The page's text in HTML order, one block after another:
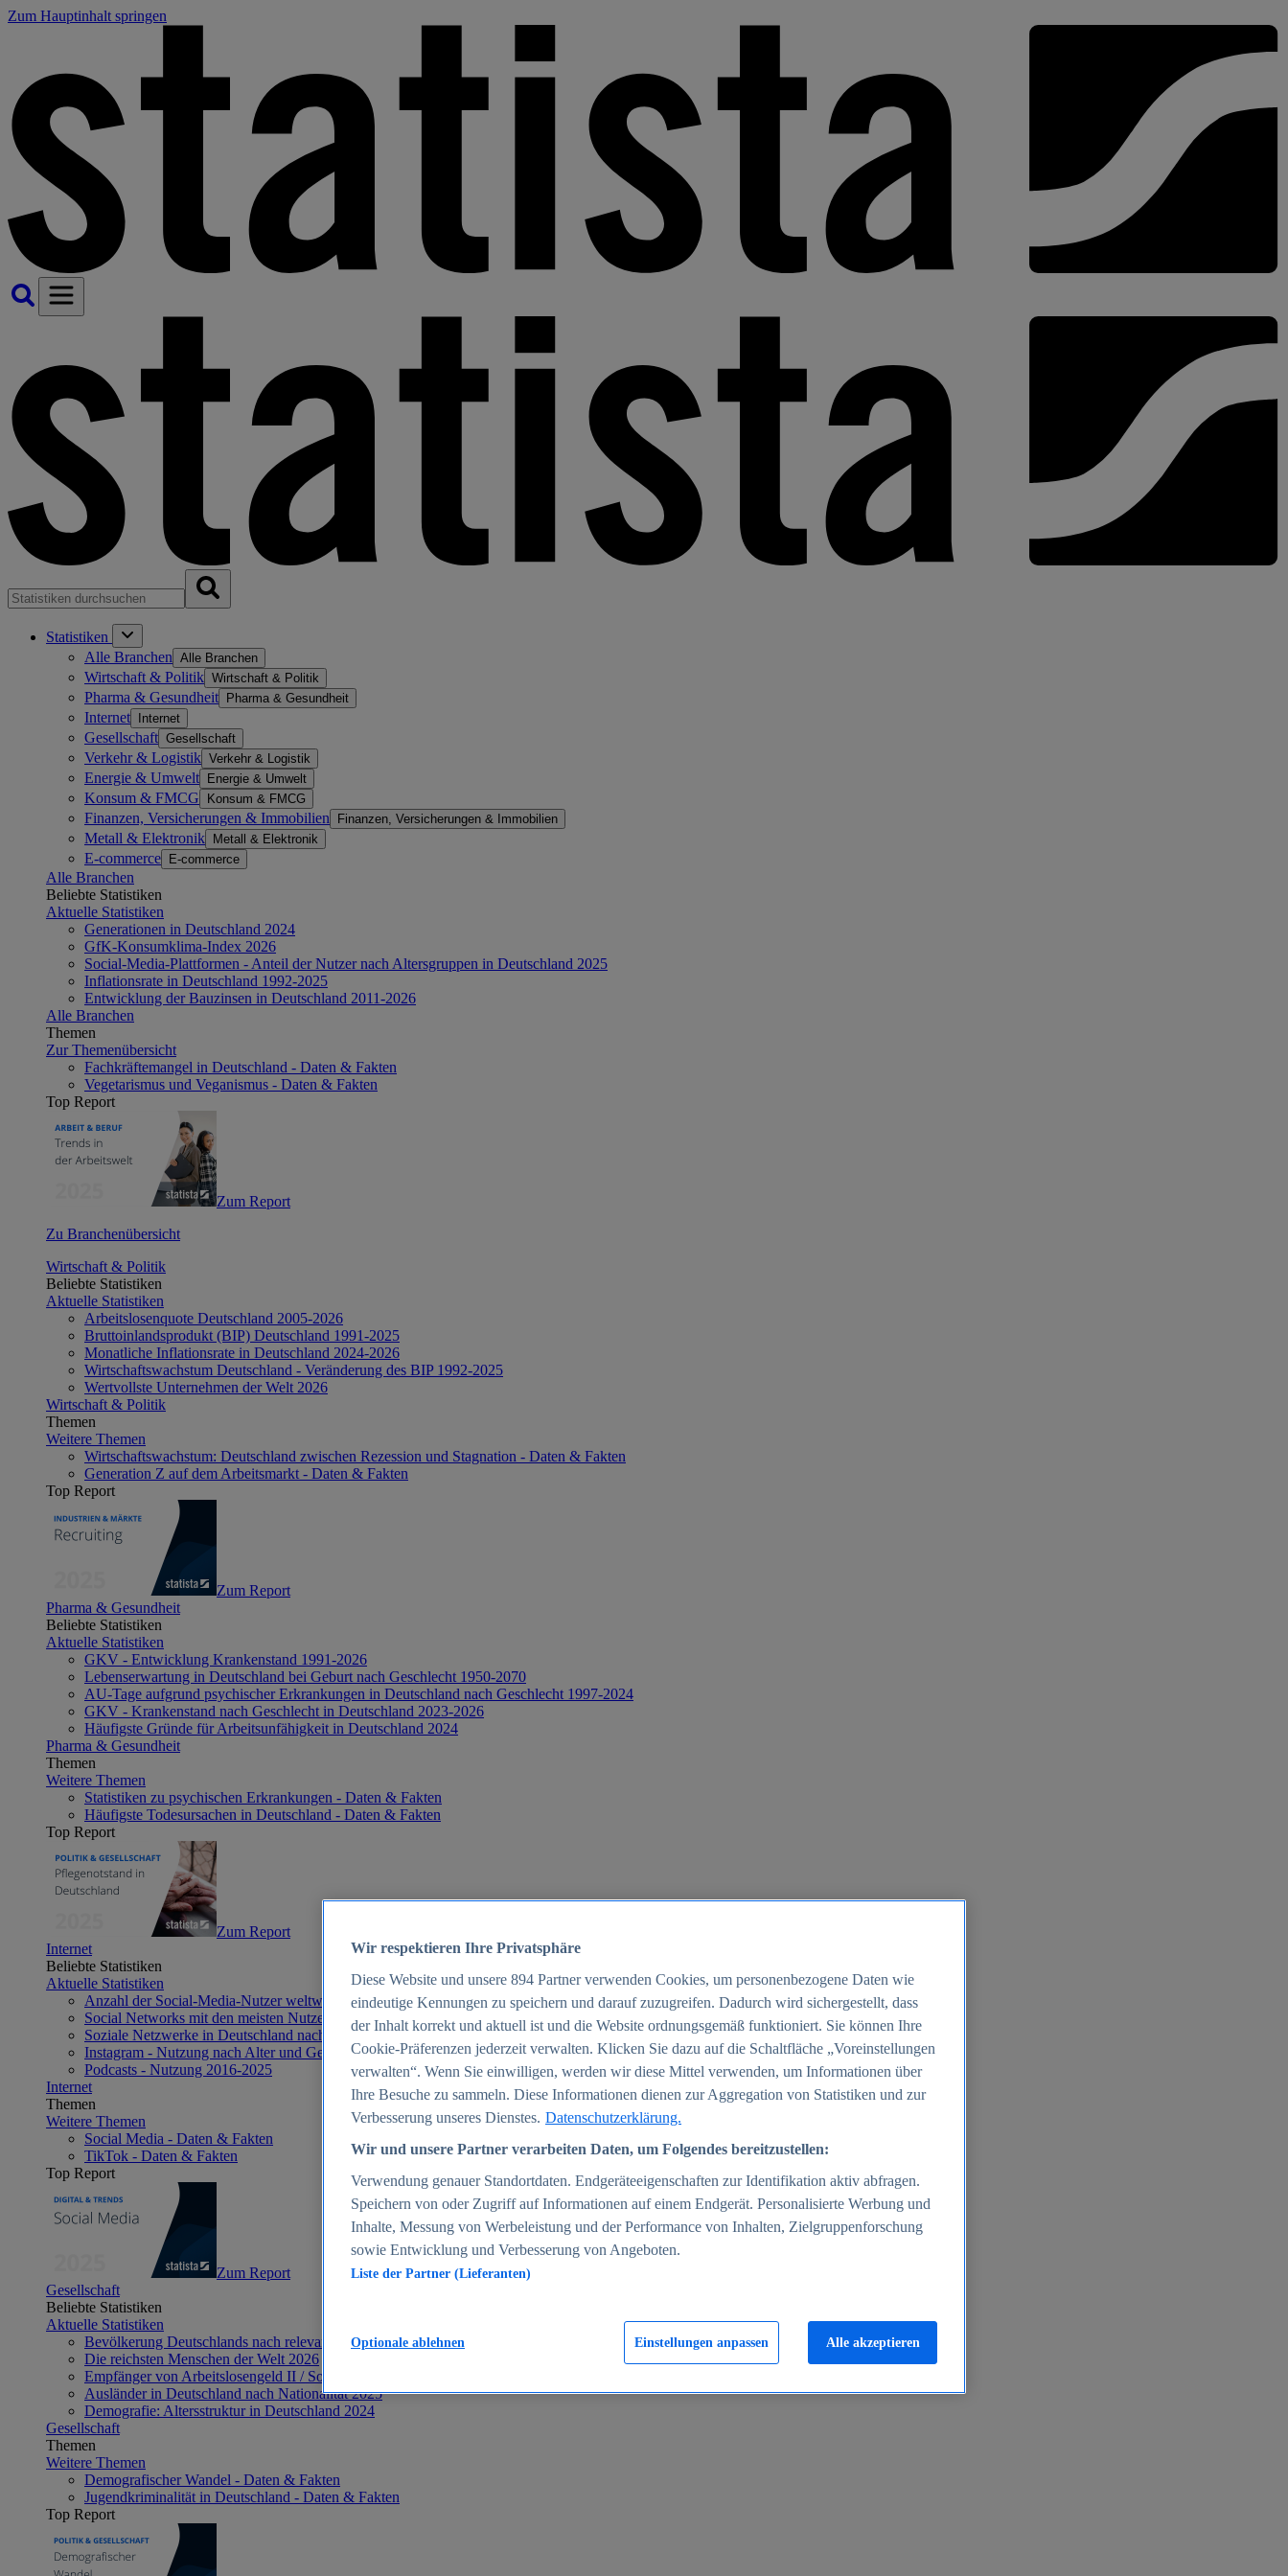
Zum Hauptinhalt springen
Statistiken
Alle Branchen Alle Branchen
Wirtschaft & Politik Wirtschaft & Politik
Pharma & Gesundheit Pharma & Gesundheit
Internet Internet
Gesellschaft Gesellschaft
Verkehr & Logistik Verkehr & Logistik
Energie & Umwelt Energie & Umwelt
Konsum & FMCG Konsum & FMCG
Finanzen, Versicherungen & Immobilien Finanzen, Versicherungen & Immobilien
Metall & Elektronik Metall & Elektronik
E-commerce E-commerce
Alle Branchen
Beliebte Statistiken
Aktuelle Statistiken
Generationen in Deutschland 2024
GfK-Konsumklima-Index 2026
Social-Media-Plattformen - Anteil der Nutzer nach Altersgruppen in Deutschland 2025
Inflationsrate in Deutschland 1992-2025
Entwicklung der Bauzinsen in Deutschland 2011-2026
Alle Branchen
Themen
Zur Themenübersicht
Fachkräftemangel in Deutschland - Daten & Fakten
Vegetarismus und Veganismus - Daten & Fakten
Top Report
Zum Report
Zu Branchenübersicht
Wirtschaft & Politik
Beliebte Statistiken
Aktuelle Statistiken
Arbeitslosenquote Deutschland 2005-2026
Bruttoinlandsprodukt (BIP) Deutschland 1991-2025
Monatliche Inflationsrate in Deutschland 2024-2026
Wirtschaftswachstum Deutschland - Veränderung des BIP 1992-2025
Wertvollste Unternehmen der Welt 2026
Wirtschaft & Politik
Themen
Weitere Themen
Wirtschaftswachstum: Deutschland zwischen Rezession und Stagnation - Daten & Fakten
Generation Z auf dem Arbeitsmarkt - Daten & Fakten
Top Report
Zum Report
Pharma & Gesundheit
Beliebte Statistiken
Aktuelle Statistiken
GKV - Entwicklung Krankenstand 1991-2026
Lebenserwartung in Deutschland bei Geburt nach Geschlecht 1950-2070
AU-Tage aufgrund psychischer Erkrankungen in Deutschland nach Geschlecht 1997-2024
GKV - Krankenstand nach Geschlecht in Deutschland 2023-2026
Häufigste Gründe für Arbeitsunfähigkeit in Deutschland 2024
Pharma & Gesundheit
Themen
Weitere Themen
Statistiken zu psychischen Erkrankungen - Daten & Fakten
Häufigste Todesursachen in Deutschland - Daten & Fakten
Top Report
Zum Report
Internet
Beliebte Statistiken
Aktuelle Statistiken
Anzahl der Social-Media-Nutzer weltweit 2012-2025
Social Networks mit den meisten Nutzern weltweit 2025
Soziale Netzwerke in Deutschland nach Generationen 2025
Instagram - Nutzung nach Alter und Geschlecht in Deutschland 2025
Podcasts - Nutzung 2016-2025
Internet
Themen
Weitere Themen
Social Media - Daten & Fakten
TikTok - Daten & Fakten
Top Report
Zum Report
Gesellschaft
Beliebte Statistiken
Aktuelle Statistiken
Bevölkerung Deutschlands nach relevanten Altersgruppen 2024
Die reichsten Menschen der Welt 2026
Empfänger von Arbeitslosengeld II / Sozialgeld / Bürgergeld in Deutschland 2005-2025
Ausländer in Deutschland nach Nationalität 2025
Demografie: Altersstruktur in Deutschland 2024
Gesellschaft
Themen
Weitere Themen
Demografischer Wandel - Daten & Fakten
Jugendkriminalität in Deutschland - Daten & Fakten
Top Report
Wir respektieren Ihre Privatsphäre
Diese Website und unsere 894 Partner verwenden Cookies, um personenbezogene Daten wie
eindeutige Kennungen zu speichern und darauf zuzugreifen. Dadurch wird sichergestellt, dass
der Inhalt korrekt und aktuell ist und die Website ordnungsgemäß funktioniert. Sie können Ihre
Cookie-Präferenzen jederzeit verwalten. Klicken Sie dazu auf die Schaltfläche „Voreinstellungen
verwalten“. Wenn Sie einwilligen, werden wir diese Mittel verwenden, um Informationen über
Ihre Besuche zu sammeln. Diese Informationen dienen zur Aggregation von Statistiken und zur
Verbesserung unseres Dienstes. Datenschutzerklärung.
Wir und unsere Partner verarbeiten Daten, um Folgendes bereitzustellen:
Verwendung genauer Standortdaten. Endgeräteeigenschaften zur Identifikation aktiv abfragen.
Speichern von oder Zugriff auf Informationen auf einem Endgerät. Personalisierte Werbung und
Inhalte, Messung von Werbeleistung und der Performance von Inhalten, Zielgruppenforschung
sowie Entwicklung und Verbesserung von Angeboten.
Liste der Partner (Lieferanten)
Einstellungen anpassen
Optionale ablehnen Alle akzeptieren